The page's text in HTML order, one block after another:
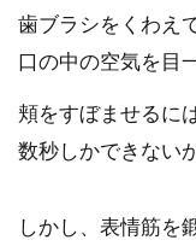
歯ブラシをくわえ
口の中の空気を目
頬をすぼませるに
数秒しかできない
しかし、表情筋を